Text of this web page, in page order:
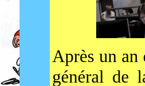
Après un an
général de